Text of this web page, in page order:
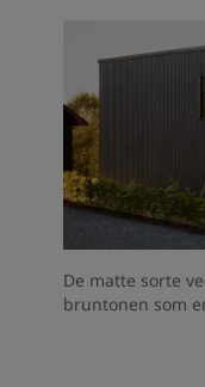
De matte sorte
bruntonen som